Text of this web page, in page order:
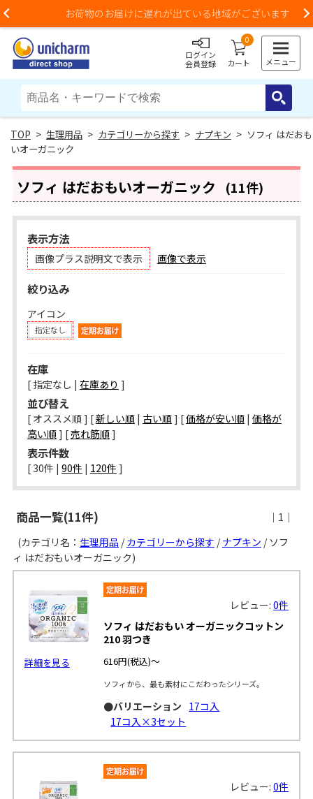
お荷物のお届けに遅れが出ている地域がございます
ログイン
会員登録
0
カート メニュー
> 生理用品 > カテゴリーから探す > ナプキン > ソフィ はだおも
いオーガニック
ソフィ はだおもいオーガニック (11件)
表示方法
画像プラス説明文で表示 画像で表示
絞り込み
アイコン
在庫
[ 指定なし | 在庫あり ]
並び替え
[ オススメ順 ] [新しい順| 古い順] [価格が安い順| 価格が
高い順] [売れ筋順]
表示件数
[ 30件 | 90件 | 120件 ]
商品一覧(11件)
｜1｜
(カテゴリ名： 生理用品 /カテゴリーから探す /ナプキン / ソフ
ィ はだおもいオーガニック)
詳細を見る
レビュー:0件
ソフィ はだおもい オーガニックコットン
210 羽つき
616円(税込)～
ソフィから、最も素材にこだわったシリーズ。
●バリエーション 17コ入
17コ入×3セット
レビュー:0件